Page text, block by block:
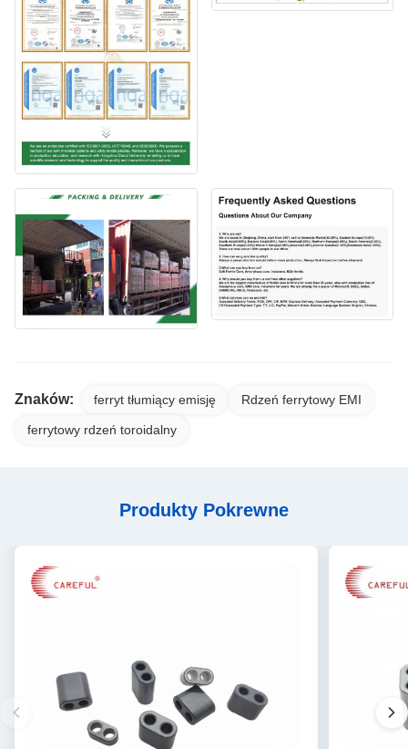
Znaków: ferryt tłumiący emisję Rdzeń ferrytowy EMI
ferrytowy rdzeń toroidalny
Produkty Pokrewne